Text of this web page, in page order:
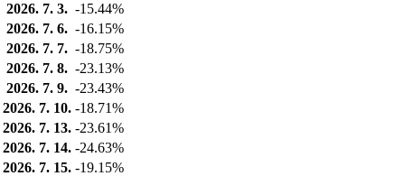
2026. 7. 3. -15.44%
2026. 7. 6. -16.15%
2026. 7. 7. -18.75%
2026. 7. 8. -23.13%
2026. 7. 9. -23.43%
2026. 7. 10. -18.71%
2026. 7. 13. -23.61%
2026. 7. 14. -24.63%
2026. 7. 15. -19.15%